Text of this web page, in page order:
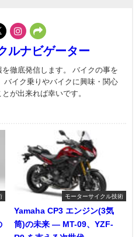
ルナビゲーター
徹底発信します。 バイクの事を
バイク乗りやバイクに興味・関心
が出来れば幸いです。
モーターサイクル技術
Yamaha CP3 エンジン(3気
筒)の未来 ― MT-09、YZF-